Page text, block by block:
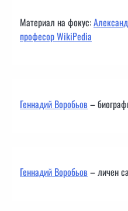
Материал на фокус:
професор WikiPedia
Геннадий Воробьов–
Геннадий Воробьов– личен